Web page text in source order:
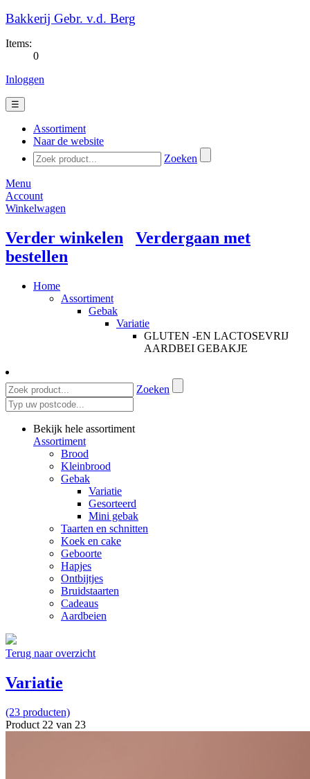
Bakkerij Gebr. v.d. Berg
Items:
0
Inloggen
☰
Assortiment
Naar de website
Zoeken
Menu
Account
Winkelwagen
Verder winkelen
Verdergaan met
bestellen
Home
Assortiment
Gebak
Variatie
GLUTEN -EN LACTOSEVRIJ
AARDBEI GEBAKJE
Zoeken
Bekijk hele assortiment
Assortiment
Brood
Kleinbrood
Gebak
Variatie
Gesorteerd
Mini gebak
Taarten en schnitten
Koek en cake
Geboorte
Hapjes
Ontbijtjes
Bruidstaarten
Cadeaus
Aardbeien
Terug naar overzicht
Variatie
(23 producten)
Product 22 van 23